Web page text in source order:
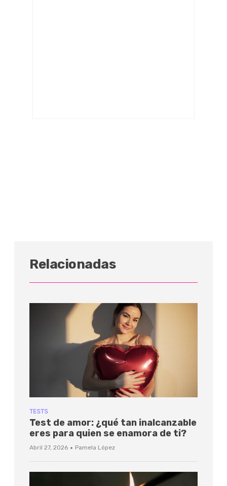
Relacionadas
TESTS
Test de amor: ¿qué tan inalcanzable
eres para quien se enamora de ti?
Abril 27, 2026 · Pamela López